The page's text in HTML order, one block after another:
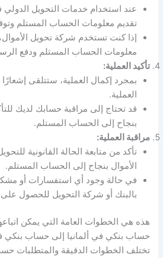
عند استخدام خدمات التحويل الدولي
تقديم معلومات الحساب المستلم
إذا كنت تستخدم شركة تحويل
معلومات الحساب المستلم ودفع
تأكيد العملية:
بمجرد إكمال العملية، ستتلقى إشعارًا
العملية.
قد تحتاج إلى مراقبة حسابك لديك
بنجاح إلى الحساب المستلم.
مراقبة العملية:
تأكد من متابعة الحالة القانونية
الأموال بنجاح إلى الحساب المستلم.
في حالة وجود أي استفسارات أو
بالبنك أو شركة التحويل للحصول
هذه هي الخطوات العامة التي يمكن
حساب بنكي في ألمانيا إلى حساب بنكي
تختلف الخطوات الدقيقة والمتطلبات